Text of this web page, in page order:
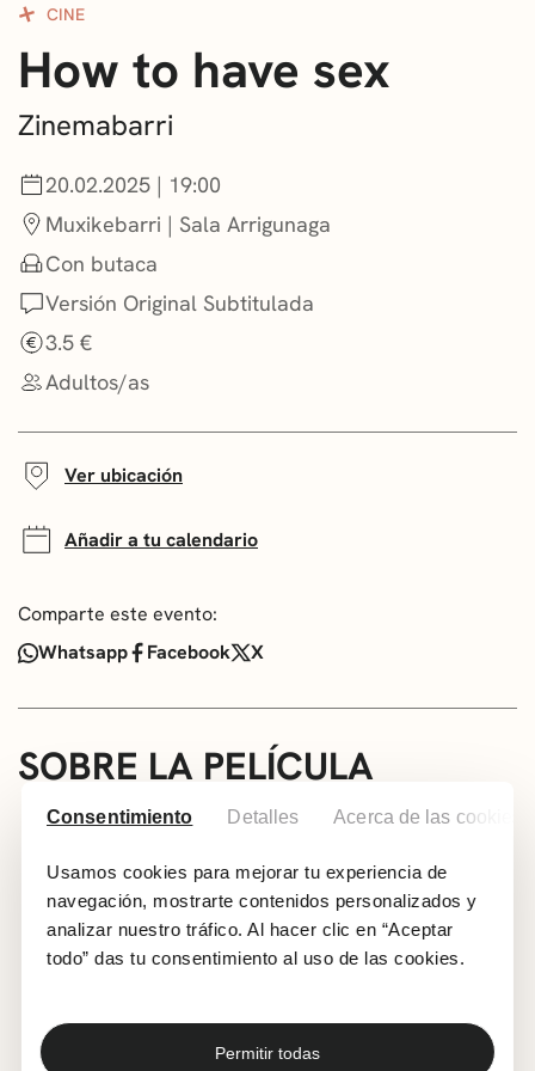
Consentimiento Detalles Acerca de las cookies
Usamos cookies para mejorar tu experiencia de
navegación, mostrarte contenidos personalizados y
analizar nuestro tráfico. Al hacer clic en “Aceptar
todo” das tu consentimiento al uso de las cookies.
Permitir todas
NOTICIAS
GETXO KULTURA
ASOCIACIONES CULTURALES
CINE
How to have sex
Zinemabarri
20.02.2025 | 19:00
Muxikebarri | Sala Arrigunaga
Con butaca
Versión Original Subtitulada
3.5 €
Adultos/as
Ver ubicación
Añadir a tu calendario
Comparte este evento:
Whatsapp
Facebook X
SOBRE LA PELÍCULA
Proyección y posterior cine-forum
A partir de 16 años
Genero: Drama | Adolescencia. Sexualidad y
pornografía
Año: 2023
Duración: 90 min
Dirección: Molly Manning Walker